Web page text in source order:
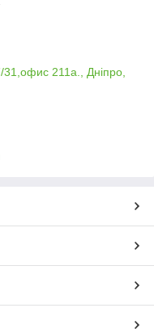
211а., Дніпро,